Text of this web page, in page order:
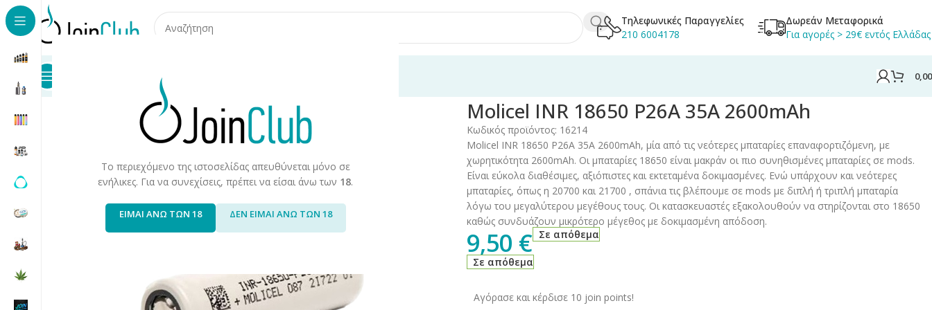
Το περιεχόμενο της ιστοσελίδας απευθύνεται μόνο σε
ενήλικες. Για να συνεχίσεις, πρέπει να είσαι άνω των 18.
ΕΙΜΑΙ ΑΝΩ ΤΩΝ 18 ΔΕΝ ΕΙΜΑΙ ΑΝΩ ΤΩΝ 18
Τηλεφωνικές Παραγγελίες
210 6004178
Δωρεάν Μεταφορικά
Για αγορές > 29€ εντός
Καταστήματα
Πρώτες Ύλες/Αξεσουάρ
Molicel INR 18650 P26A 35A 2600mAh
Κωδικός προϊόντος: 16214
Molicel INR 18650 P26A 35A 2600mAh, μία από τις νεότερες μπαταρίες επαναφορτιζόμενη, με
χωρητικότητα 2600mAh. Οι μπαταρίες 18650 είναι μακράν οι πιο συνηθισμένες μπαταρίες σε mods.
Είναι εύκολα διαθέσιμες, αξιόπιστες και εκτεταμένα δοκιμασμένες. Ενώ υπάρχουν και νεότερες
μπαταρίες, όπως η 20700 και 21700 , σπάνια τις βλέπουμε σε mods με διπλή ή τριπλή μπαταρία
λόγω του μεγαλύτερου μεγέθους τους. Οι κατασκευαστές εξακολουθούν να στηρίζονται στο 18650
καθώς συνδυάζουν μικρότερο μέγεθος με δοκιμασμένη απόδοση.
9,50 € Σε απόθεμα
Σε απόθεμα
Αγόρασε και κέρδισε 10 join points!